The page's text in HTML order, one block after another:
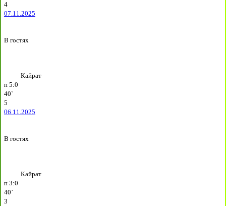
4
07.11.2025
В гостях
Кайрат
п 5:0
40`
5
06.11.2025
В гостях
Кайрат
п 3:0
40`
3